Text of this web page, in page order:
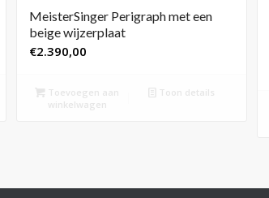
MeisterSinger Perigraph met een
beige wijzerplaat
€2.390,00
Toevoegen aan
winkelwagen
Toon details